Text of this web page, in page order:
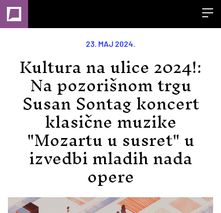
23. MAJ 2024.
Kultura na ulice 2024!:
Na pozorišnom trgu
Susan Sontag koncert
klasične muzike
"Mozartu u susret" u
izvedbi mladih nada
opere